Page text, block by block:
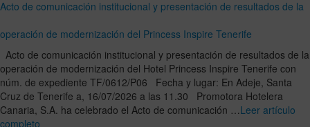
Acto de comunicación institucional y presentación de resultados de la
operación de modernización del Princess Inspire Tenerife
Acto de comunicación institucional y presentación de resultados de la
operación de modernización del Hotel Princess Inspire Tenerife con
núm. de expediente TF/0612/P06 Fecha y lugar: En Adeje, Santa
Cruz de Tenerife a, 16/07/2026 a las 11.30 Promotora Hotelera
Canaria, S.A. ha celebrado el Acto de comunicación …Leer artículo
completo